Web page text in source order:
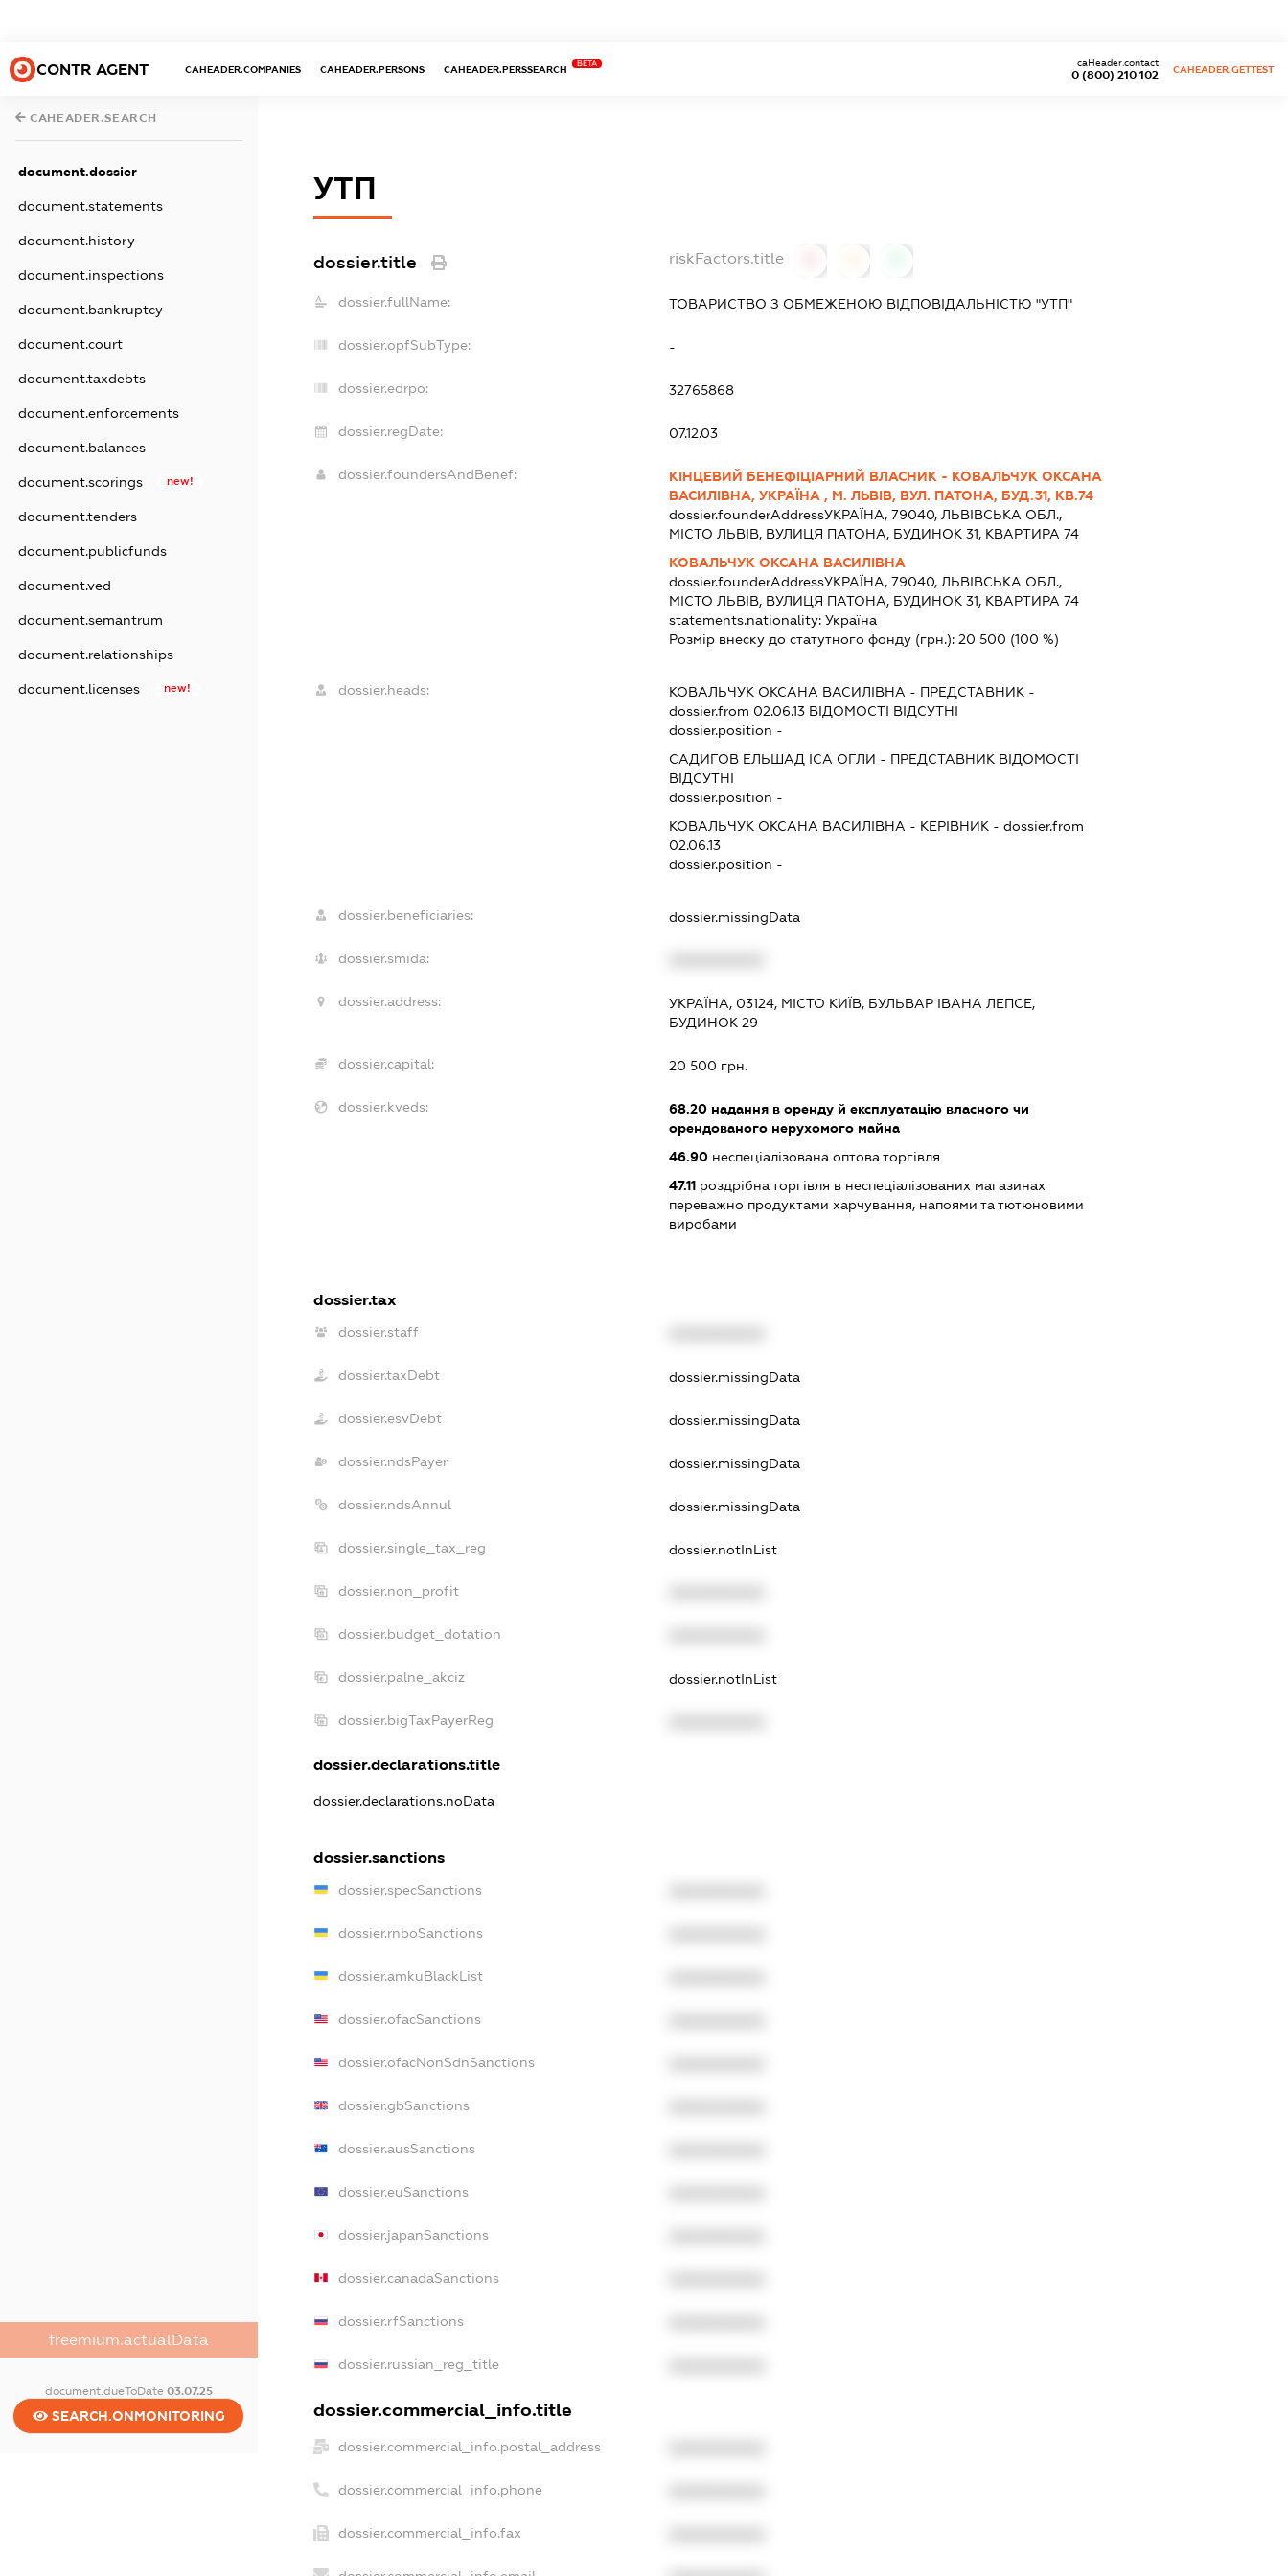
CONTR AGENT CAHEADER.COMPANIES CAHEADER.PERSONS CAHEADER.PERSSEARCH
BETA
0 (800) 210 102
caHeader.contact
CAHEADER.GETTEST
CAHEADER.SEARCH
document.dossier
document.statements
document.history
document.inspections
document.bankruptcy
document.court
document.taxdebts
document.enforcements
document.balances
document.scorings new!
document.tenders
document.publicfunds
document.ved
document.semantrum
document.relationships
document.licenses new!
freemium.actualData
document.dueToDate 03.07.25
SEARCH.ONMONITORING
УТП
dossier.title riskFactors.title
dossier.fullName: ТОВАРИСТВО З ОБМЕЖЕНОЮ ВІДПОВІДАЛЬНІСТЮ "УТП"
dossier.opfSubType: -
dossier.edrpo: 32765868
dossier.regDate: 07.12.03
dossier.foundersAndBenef:
КІНЦЕВИЙ БЕНЕФІЦІАРНИЙ ВЛАСНИК - КОВАЛЬЧУК ОКСАНА
ВАСИЛІВНА, УКРАЇНА , М. ЛЬВІВ, ВУЛ. ПАТОНА, БУД.31, КВ.74
dossier.founderAddressУКРАЇНА, 79040, ЛЬВІВСЬКА ОБЛ.,
МІСТО ЛЬВІВ, ВУЛИЦЯ ПАТОНА, БУДИНОК 31, КВАРТИРА 74
КОВАЛЬЧУК ОКСАНА ВАСИЛІВНА
dossier.founderAddressУКРАЇНА, 79040, ЛЬВІВСЬКА ОБЛ.,
МІСТО ЛЬВІВ, ВУЛИЦЯ ПАТОНА, БУДИНОК 31, КВАРТИРА 74
statements.nationality: Україна
Розмір внеску до статутного фонду (грн.): 20 500 (100 %)
dossier.heads: КОВАЛЬЧУК ОКСАНА ВАСИЛІВНА - ПРЕДСТАВНИК -
dossier.from 02.06.13ВІДОМОСТІ ВІДСУТНІ
dossier.position -
САДИГОВ ЕЛЬШАД ІСА ОГЛИ - ПРЕДСТАВНИК ВІДОМОСТІ
ВІДСУТНІ
dossier.position -
КОВАЛЬЧУК ОКСАНА ВАСИЛІВНА - КЕРІВНИК - dossier.from
02.06.13
dossier.position -
dossier.beneficiaries: dossier.missingData
dossier.smida:
dossier.address:
УКРАЇНА, 03124, МІСТО КИЇВ, БУЛЬВАР ІВАНА ЛЕПСЕ,
БУДИНОК 29
dossier.capital: 20 500 грн.
dossier.kveds: 68.20надання в оренду й експлуатацію власного чи
орендованого нерухомого майна
46.90неспеціалізована оптова торгівля
47.11роздрібна торгівля в неспеціалізованих магазинах
переважно продуктами харчування, напоями та тютюновими
виробами
dossier.tax
dossier.staff
dossier.taxDebt dossier.missingData
dossier.esvDebt dossier.missingData
dossier.ndsPayer dossier.missingData
dossier.ndsAnnul dossier.missingData
dossier.single_tax_reg dossier.notInList
dossier.non_profit
dossier.budget_dotation
dossier.palne_akciz dossier.notInList
dossier.bigTaxPayerReg
dossier.declarations.title
dossier.declarations.noData
dossier.sanctions
dossier.specSanctions
dossier.rnboSanctions
dossier.amkuBlackList
dossier.ofacSanctions
dossier.ofacNonSdnSanctions
dossier.gbSanctions
dossier.ausSanctions
dossier.euSanctions
dossier.japanSanctions
dossier.canadaSanctions
dossier.rfSanctions
dossier.russian_reg_title
dossier.commercial_info.title
dossier.commercial_info.postal_address
dossier.commercial_info.phone
dossier.commercial_info.fax